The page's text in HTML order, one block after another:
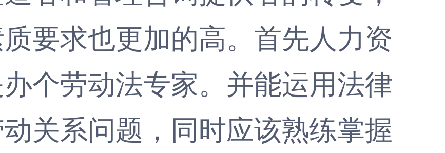
要求也更加的高。首先人力资
个劳动法专家。并能运用法律
关系问题，同时应该熟练掌握